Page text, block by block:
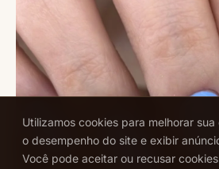
Utilizamos cookies para melhorar
o desempenho do site e exibir
Você pode aceitar ou recusar